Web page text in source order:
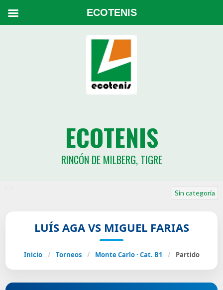
ECOTENIS
RINCÓN DE MILBERG, TIGRE
Sin categoría
LUÍS AGA VS MIGUEL FARIAS
Inicio / Torneos / Monte Carlo · Cat. B1 / Partido
ECOTENIS